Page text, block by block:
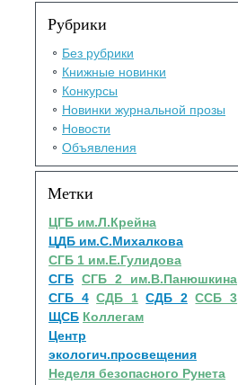
Рубрики
Без рубрики
Книжные новинки
Конкурсы
Новинки журнальной прозы
Новости
Объявления
Метки
ЦГБ им.Л.Крейна
ЦДБ им.С.Михалкова
СГБ 1 им.Е.Гулидова
СГБ СГБ 2 им.В.Панюшкина
СГБ 4 СДБ 1 СДБ 2 ССБ 3
ЩСБ Коллегам
Центр
экологич.просвещения
Неделя безопасного Рунета